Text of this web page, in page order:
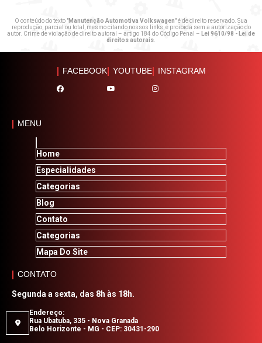
O conteúdo do texto "Manutenção Automotiva Volkswagen" é de direito reservado. Sua
reprodução, parcial ou total, mesmo citando nossos links, é proibida sem a autorização do
autor. Crime de violação de direito autoral – artigo 184 do Código Penal –
Lei 9610/98 - Lei de
direitos autorais
FACEBOOK YOUTUBE INSTAGRAM
MENU
Home
Especialidades
Categorias
Blog
Contato
Categorias
Mapa Do Site
CONTATO
Segunda a sexta, das 8h às 18h.
Endereço:
Rua Ubatuba, 335 - Nova Granada
Belo Horizonte - MG - CEP: 30431-290